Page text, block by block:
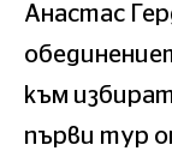
Анастас
към
първи тур